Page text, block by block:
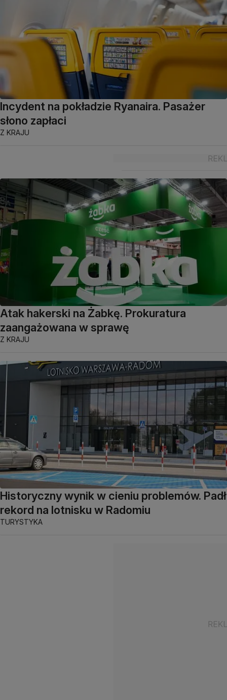
Incydent na pokładzie Ryanaira. Pasażer
słono zapłaci
Z KRAJU
Atak hakerski na Żabkę. Prokuratura
zaangażowana w sprawę
Z KRAJU
Historyczny wynik w cieniu problemów. Padł
rekord na lotnisku w Radomiu
TURYSTYKA